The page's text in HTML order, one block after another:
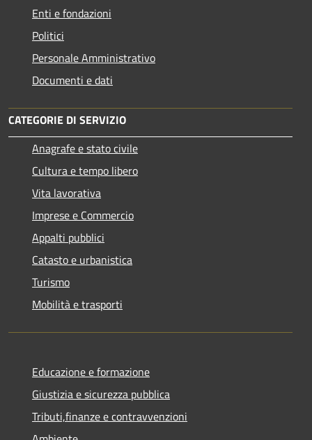
Enti e fondazioni
Politici
Personale Amministrativo
Documenti e dati
CATEGORIE DI SERVIZIO
Anagrafe e stato civile
Cultura e tempo libero
Vita lavorativa
Imprese e Commercio
Appalti pubblici
Catasto e urbanistica
Turismo
Mobilità e trasporti
Educazione e formazione
Giustizia e sicurezza pubblica
Tributi,finanze e contravvenzioni